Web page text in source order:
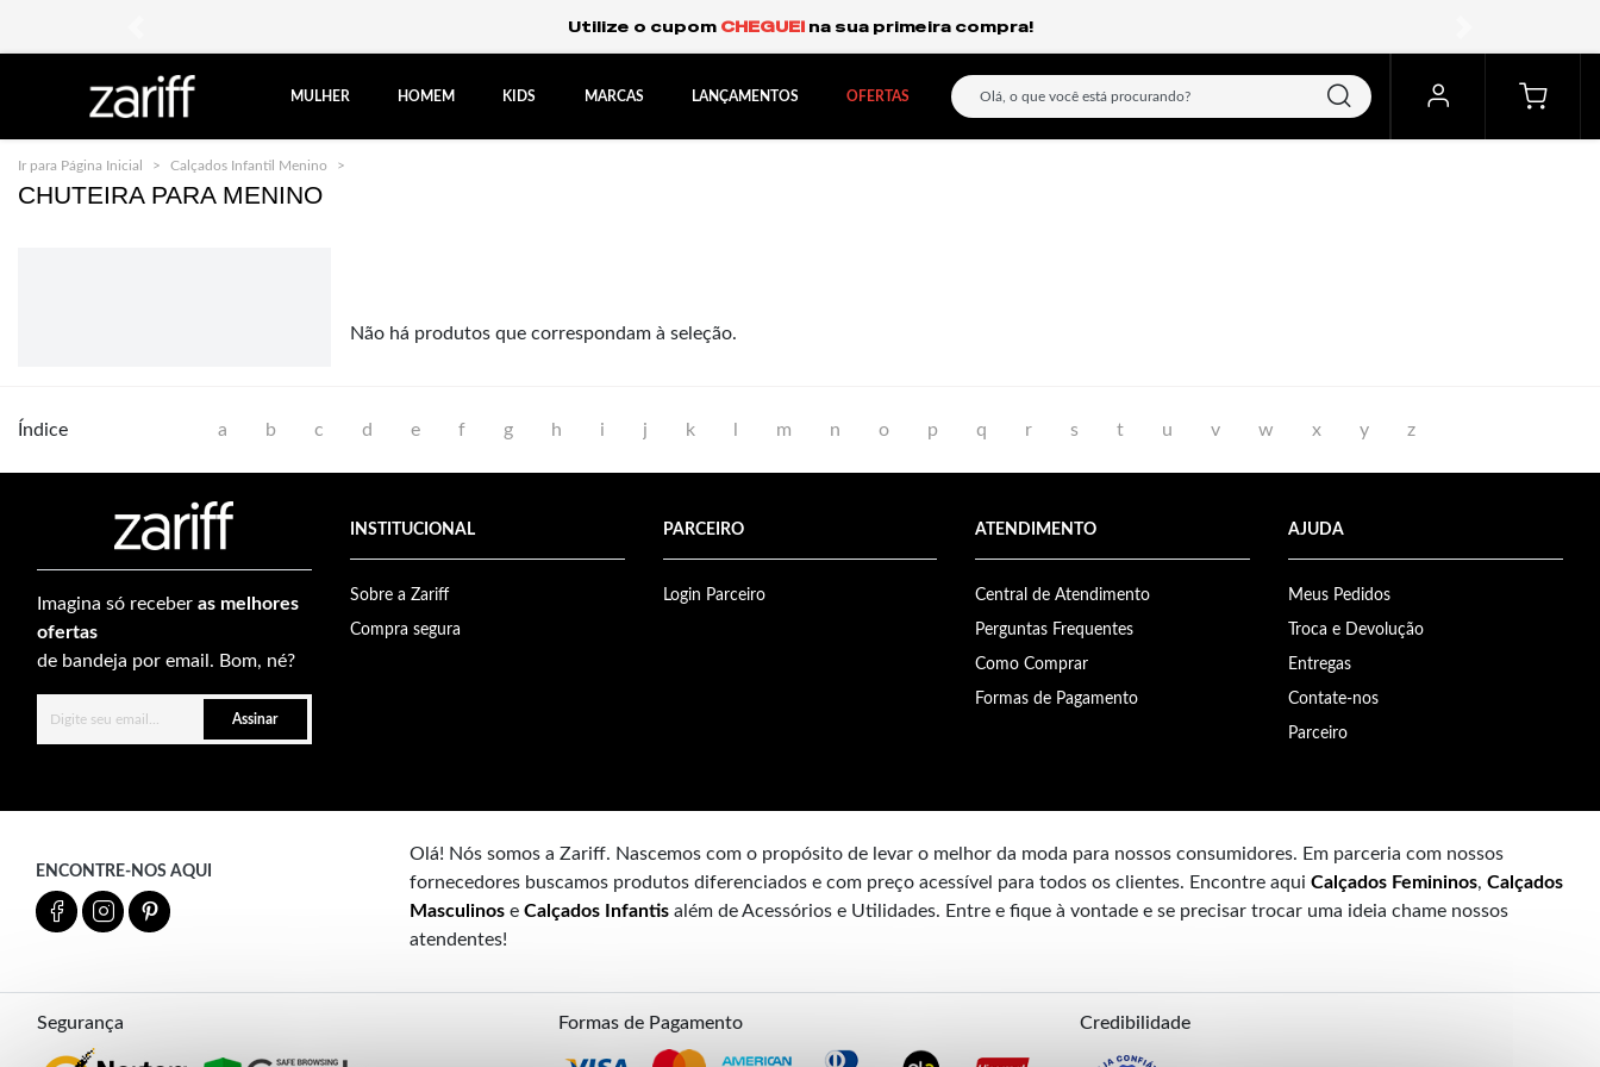
Utilize o cupom CHEGUEIna sua primeira compra!
MULHER HOMEM KIDS MARCAS LANÇAMENTOS OFERTAS
Ir para Página Inicial Calçados Infantil Menino
CHUTEIRA PARA MENINO
Não há produtos que correspondam à seleção.
Índice a b c d e f g h i j k m n o p q r s t u v w x y z
Imagina só receber as melhores
ofertas
de bandeja por email. Bom, né?
Assinar
INSTITUCIONAL
Sobre a Zariff
Compra segura
PARCEIRO
Login Parceiro
ATENDIMENTO
Central de Atendimento
Perguntas Frequentes
Como Comprar
Formas de Pagamento
AJUDA
Meus Pedidos
Troca e Devolução
Entregas
Contate-nos
Parceiro
ENCONTRE-NOS AQUI
Olá! Nós somos a Zariff. Nascemos com o propósito de levar o melhor da moda para nossos consumidores. Em parceria com nossos
fornecedores buscamos produtos diferenciados e com preço acessível para todos os clientes. Encontre aqui Calçados Femininos, Calçados
Masculinose Calçados Infantisalém de Acessórios e Utilidades. Entre e fique à vontade e se precisar trocar uma ideia chame nossos
atendentes!
Segurança Formas de Pagamento Credibilidade